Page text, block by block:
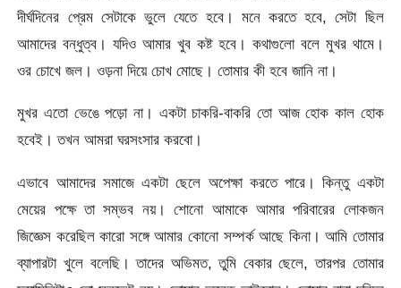
দীর্ঘদিনের প্রেম সেটাকে ভুলে যেতে হবে। মনে করতে হবে, সেটা ছিল
আমাদের বন্ধুত্ব। যদিও আমার খুব কষ্ট হবে। কথাগুলো বলে মুখর থামে।
ওর চোখে জল। ওড়না দিয়ে চোখ মোছে। তোমার কী হবে জানি না।
মুখর এতো ভেঙে পড়ো না। একটা চাকরি-বাকরি তো আজ হোক কাল হোক
হবেই। তখন আমরা ঘরসংসার করবো।
এভাবে আমাদের সমাজে একটা ছেলে অপেক্ষা করতে পারে। কিন্তু একটা
মেয়ের পক্ষে তা সম্ভব নয়। শোনো আমাকে আমার পরিবারের লোকজন
জিজ্ঞেস করেছিল কারো সঙ্গে আমার কোনো সম্পর্ক আছে কিনা। আমি তোমার
ব্যাপারটা খুলে বলেছি। তাদের অভিমত, তুমি বেকার ছেলে, তারপর তোমার